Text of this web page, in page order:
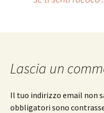
articolo
Lascia un
Il tuo indirizzo email non
obbligatori sono